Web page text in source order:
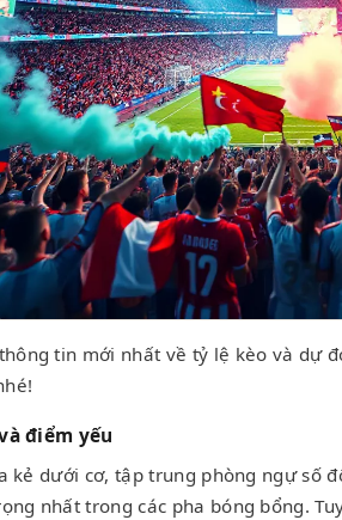
tin mới nhất về tỷ lệ kèo và dự
điểm yếu
kẻ dưới cơ, tập trung phòng ngự số
nhất trong các pha bóng bổng.